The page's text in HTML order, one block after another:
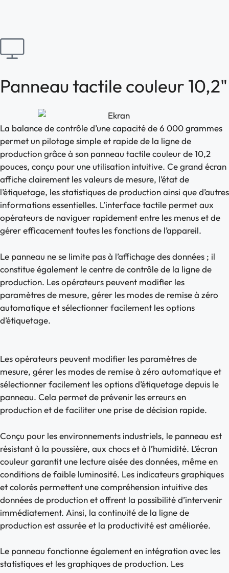
Panneau tactile couleur 10,2"
La balance de contrôle d’une capacité de 6 000 grammes
permet un pilotage simple et rapide de la ligne de
production grâce à son panneau tactile couleur de 10,2
pouces, conçu pour une utilisation intuitive. Ce grand écran
affiche clairement les valeurs de mesure, l’état de
l’étiquetage, les statistiques de production ainsi que d’autres
informations essentielles. L’interface tactile permet aux
opérateurs de naviguer rapidement entre les menus et de
gérer efficacement toutes les fonctions de l’appareil.
Le panneau ne se limite pas à l’affichage des données ; il
constitue également le centre de contrôle de la ligne de
production. Les opérateurs peuvent modifier les
paramètres de mesure, gérer les modes de remise à zéro
automatique et sélectionner facilement les options
d’étiquetage.
Les opérateurs peuvent modifier les paramètres de
mesure, gérer les modes de remise à zéro automatique et
sélectionner facilement les options d’étiquetage depuis le
panneau. Cela permet de prévenir les erreurs en
production et de faciliter une prise de décision rapide.
Conçu pour les environnements industriels, le panneau est
résistant à la poussière, aux chocs et à l’humidité. L’écran
couleur garantit une lecture aisée des données, même en
conditions de faible luminosité. Les indicateurs graphiques
et colorés permettent une compréhension intuitive des
données de production et offrent la possibilité d’intervenir
immédiatement. Ainsi, la continuité de la ligne de
production est assurée et la productivité est améliorée.
Le panneau fonctionne également en intégration avec les
statistiques et les graphiques de production. Les